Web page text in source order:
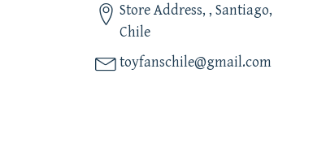
Store Address, , Santiago,
Chile
toyfanschile@gmail.com